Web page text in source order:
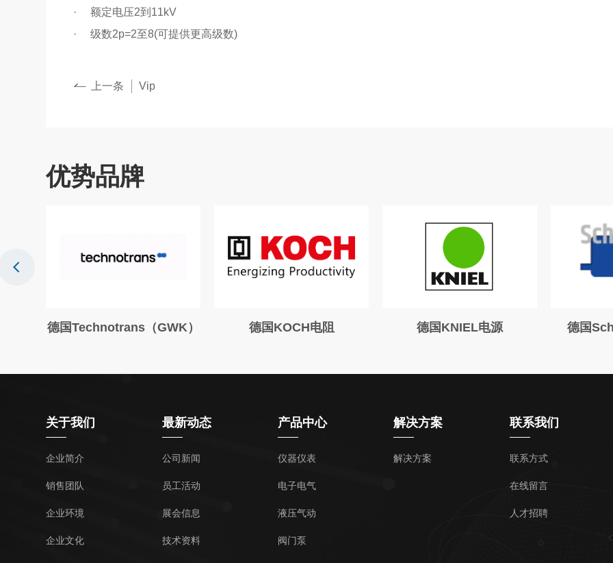
· 额定电压2到 11kV
· 级数2p=2至8(可提供更高级数)
上一条 Vip
优势品牌
德国Technotrans（GWK） 德国KOCH电阻 德国KNIEL电源 德国
关于我们
企业简介
销售团队
企业环境
企业文化
最新动态
公司新闻
员工活动
展会信息
技术资料
产品中心
仪器仪表
电子电气
液压气动
阀门泵
解决方案
解决方案
联系我们
联系方式
在线留言
人才招聘